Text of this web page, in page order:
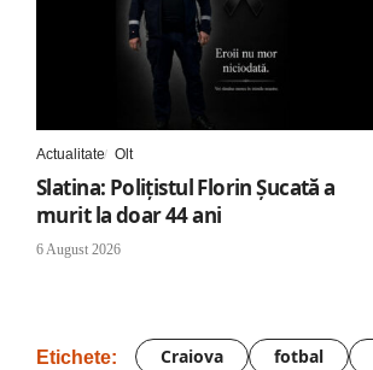
Actualitate Olt
Slatina: Poliţistul Florin Şucată a
murit la doar 44 ani
6 August 2026
Etichete: Craiova fotbal